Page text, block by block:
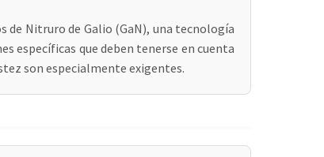
de Nitruro de Galio (GaN), una tecnología
específicas que deben tenerse en cuenta
son especialmente exigentes.